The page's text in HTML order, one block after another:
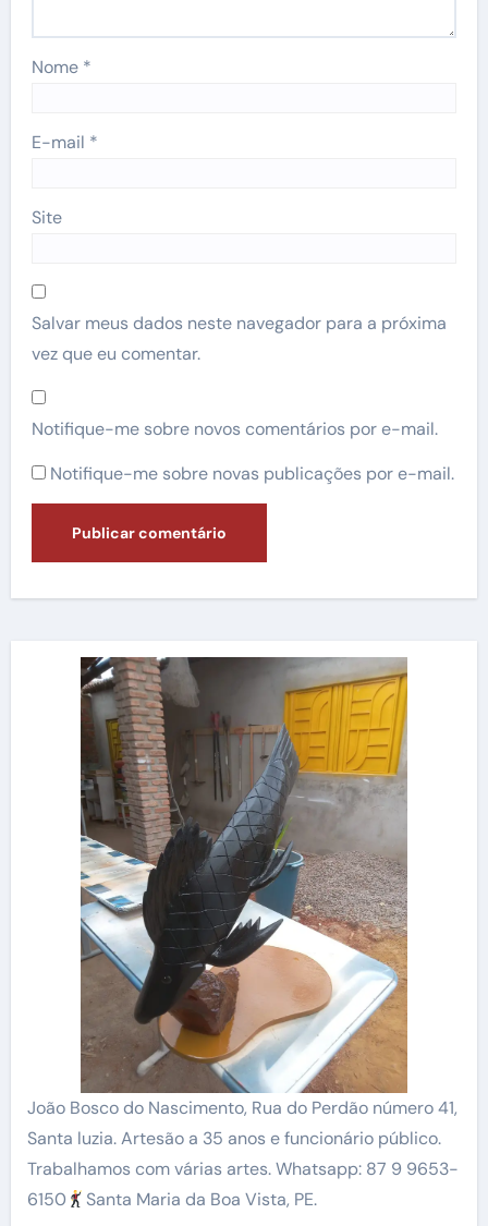
Nome *
E-mail *
Site
Salvar meus dados neste navegador para a próxima
vez que eu comentar.
Notifique-me sobre novos comentários por e-mail.
Notifique-me sobre novas publicações por e-mail.
João Bosco do Nascimento, Rua do Perdão número 41,
Santa luzia. Artesão a 35 anos e funcionário público.
Trabalhamos com várias artes. Whatsapp: 87 9 9653-
6150
Santa Maria da Boa Vista, PE.